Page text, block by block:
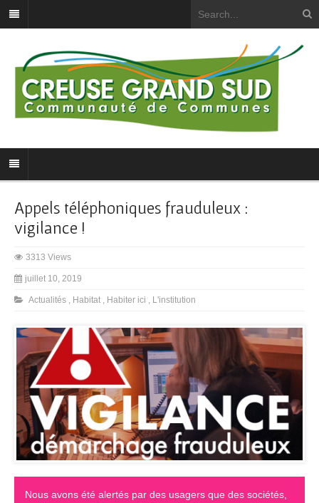
Appels téléphoniques frauduleux :
vigilance !
3313 Views
juillet 10, 2019
Actualités , Habitat , Habiter ici , L'institution
Nous avons été alertés par des usagers que des sociétés,